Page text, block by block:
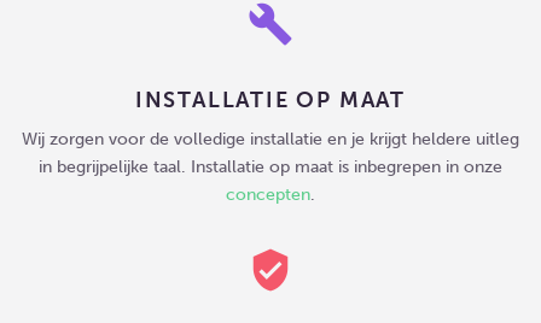
build
INSTALLATIE OP MAAT
Wij zorgen voor de volledige installatie en je krijgt heldere uitleg
in begrijpelijke taal. Installatie op maat is inbegrepen in onze
concepten.
verified_user